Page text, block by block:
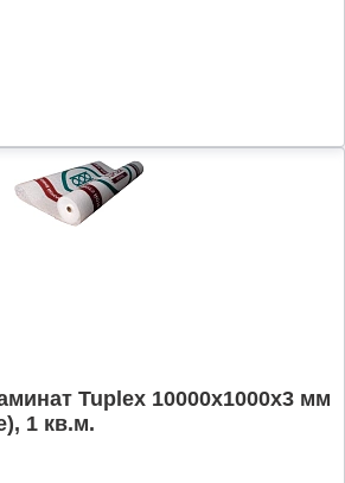
Tuplex 10000x1000x3 мм
1 кв.м.